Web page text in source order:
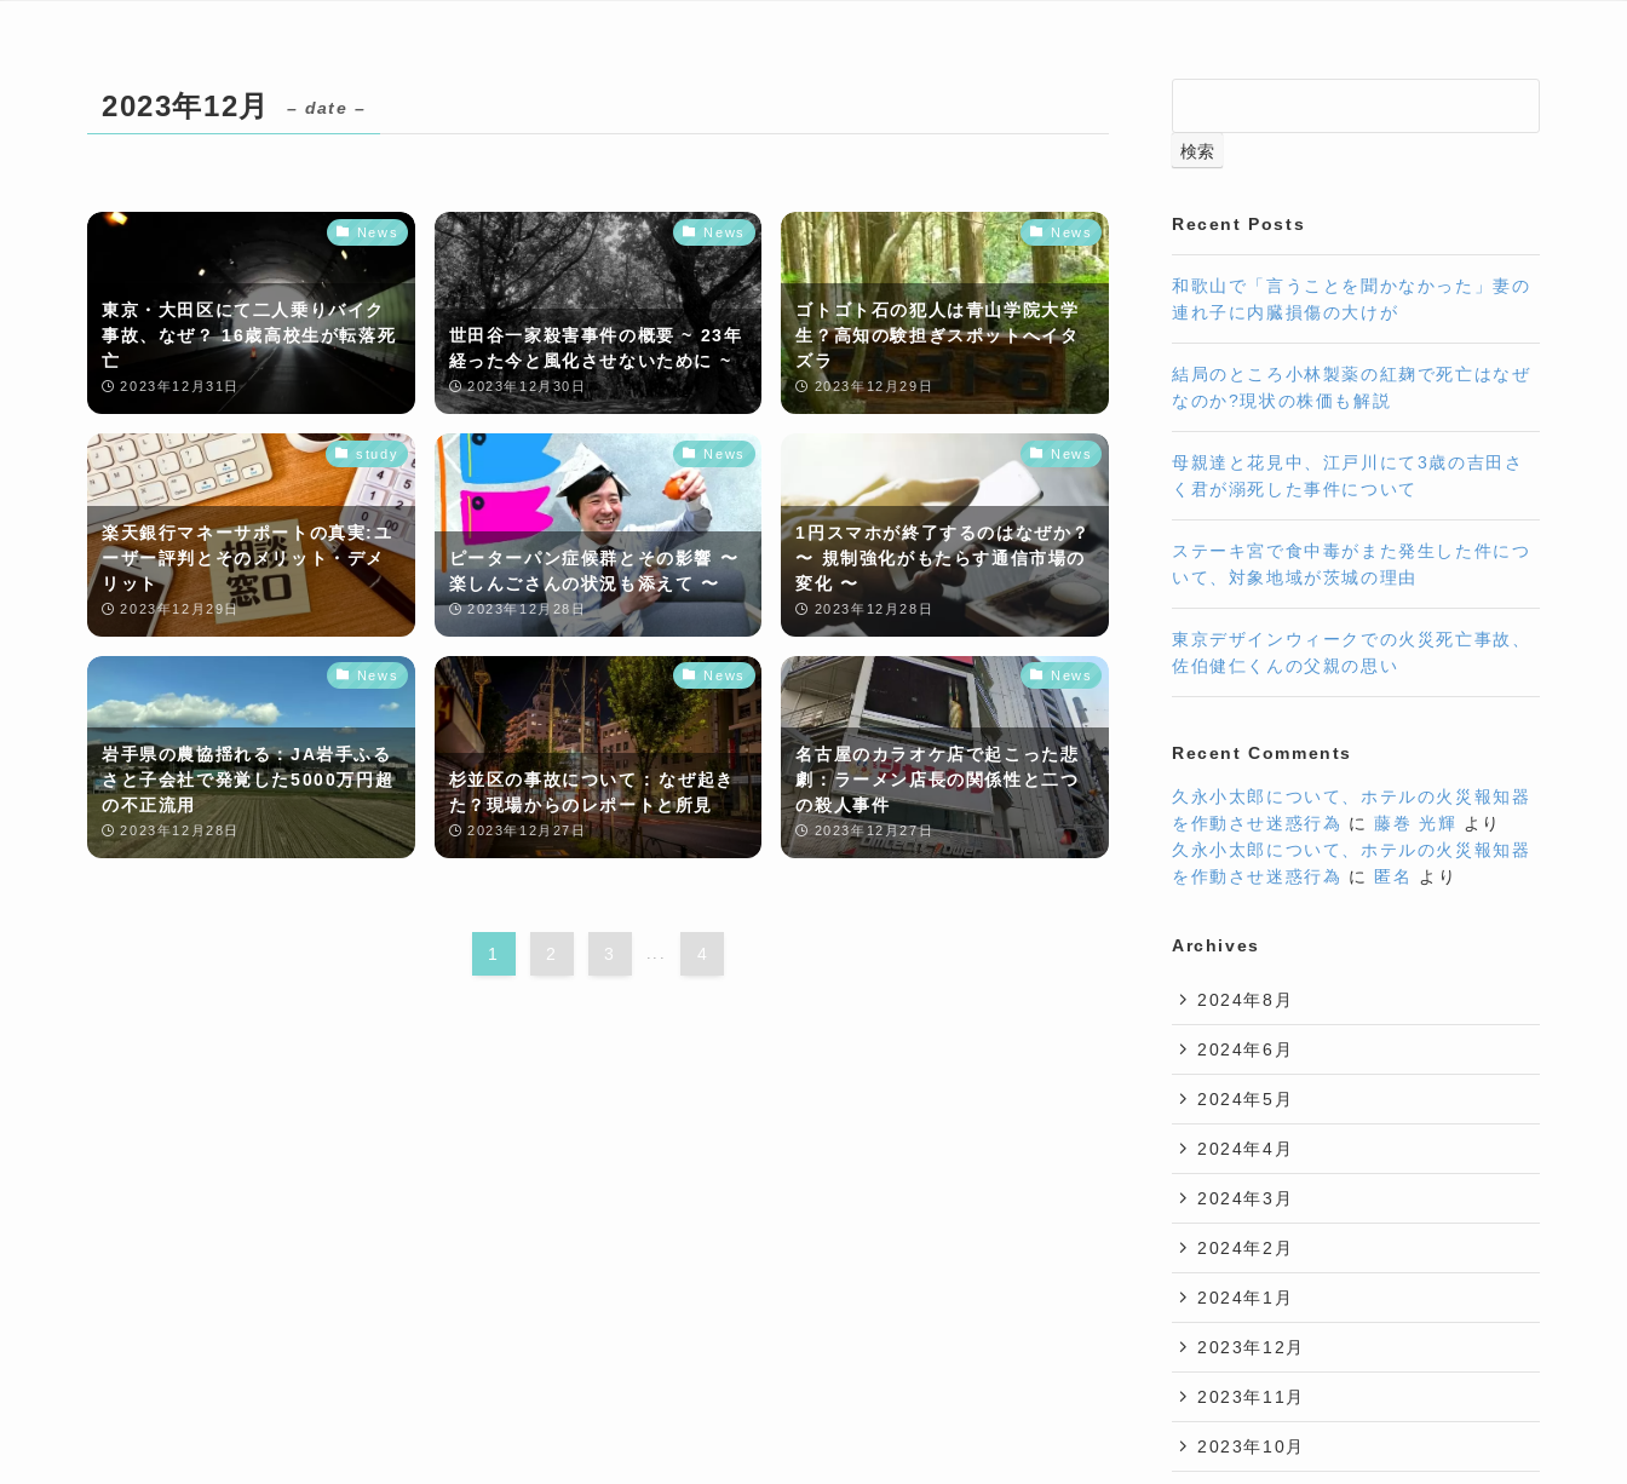
2023年12月 – date –
News
東京・大田区にて二人乗りバイク
事故、なぜ？ 16歳高校生が転落死
亡
2023年12月31日
News
世田谷一家殺害事件の概要 ~ 23年
経った今と風化させないために ~
2023年12月30日
News
ゴトゴト石の犯人は青山学院大学
生？高知の験担ぎスポットへイタ
ズラ
2023年12月29日
study
楽天銀行マネーサポートの真実:ユ
ーザー評判とそのメリット・デメ
リット
2023年12月29日
News
ピーターパン症候群とその影響 〜
楽しんごさんの状況も添えて 〜
2023年12月28日
News
1円スマホが終了するのはなぜか？
〜 規制強化がもたらす通信市場の
変化 〜
2023年12月28日
News
岩手県の農協揺れる：JA岩手ふる
さと子会社で発覚した5000万円超
の不正流用
2023年12月28日
News
杉並区の事故について : なぜ起き
た？現場からのレポートと所見
2023年12月27日
News
名古屋のカラオケ店で起こった悲
劇：ラーメン店長の関係性と二つ
の殺人事件
2023年12月27日
1 2 3 4
検索
Recent Posts
和歌山で「言うことを聞かなかった」妻の
連れ子に内臓損傷の大けが
結局のところ小林製薬の紅麹で死亡はなぜ
なのか?現状の株価も解説
母親達と花見中、江戸川にて3歳の吉田さ
く君が溺死した事件について
ステーキ宮で食中毒がまた発生した件につ
いて、対象地域が茨城の理由
東京デザインウィークでの火災死亡事故、
佐伯健仁くんの父親の思い
Recent Comments
久永小太郎について、ホテルの火災報知器
を作動させ迷惑行為 に藤巻 光輝 より
久永小太郎について、ホテルの火災報知器
を作動させ迷惑行為 に 匿名 より
Archives
2024年8月
2024年6月
2024年5月
2024年4月
2024年3月
2024年2月
2024年1月
2023年12月
2023年11月
2023年10月